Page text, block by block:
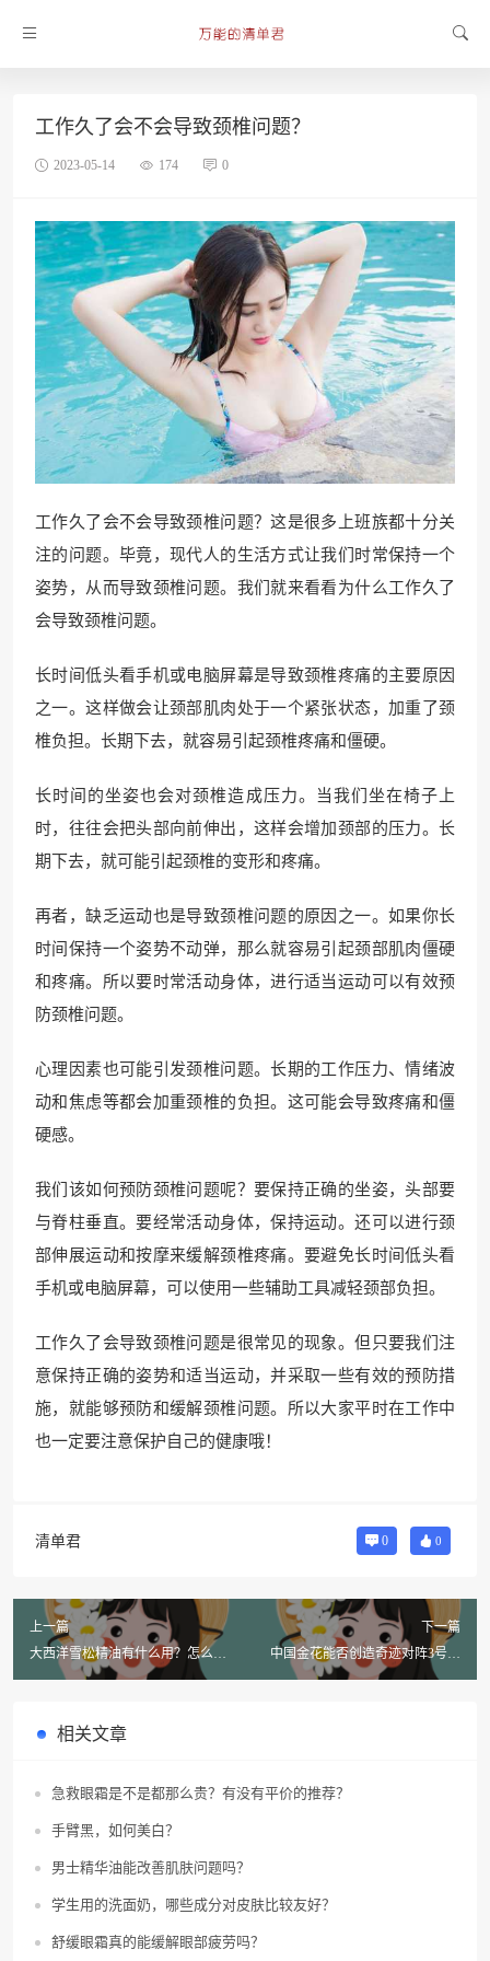
工作久了会不会导致颈椎问题？
2023-05-14 174 0
工作久了会不会导致颈椎问题？这是很多上班族都十分关
注的问题。毕竟，现代人的生活方式让我们时常保持一个
姿势，从而导致颈椎问题。我们就来看看为什么工作久了
会导致颈椎问题。
长时间低头看手机或电脑屏幕是导致颈椎疼痛的主要原因
之一。这样做会让颈部肌肉处于一个紧张状态，加重了颈
椎负担。长期下去，就容易引起颈椎疼痛和僵硬。
长时间的坐姿也会对颈椎造成压力。当我们坐在椅子上
时，往往会把头部向前伸出，这样会增加颈部的压力。长
期下去，就可能引起颈椎的变形和疼痛。
再者，缺乏运动也是导致颈椎问题的原因之一。如果你长
时间保持一个姿势不动弹，那么就容易引起颈部肌肉僵硬
和疼痛。所以要时常活动身体，进行适当运动可以有效预
防颈椎问题。
心理因素也可能引发颈椎问题。长期的工作压力、情绪波
动和焦虑等都会加重颈椎的负担。这可能会导致疼痛和僵
硬感。
我们该如何预防颈椎问题呢？要保持正确的坐姿，头部要
与脊柱垂直。要经常活动身体，保持运动。还可以进行颈
部伸展运动和按摩来缓解颈椎疼痛。要避免长时间低头看
手机或电脑屏幕，可以使用一些辅助工具减轻颈部负担。
工作久了会导致颈椎问题是很常见的现象。但只要我们注
意保持正确的姿势和适当运动，并采取一些有效的预防措
施，就能够预防和缓解颈椎问题。所以大家平时在工作中
也一定要注意保护自己的健康哦！
清单君 0 0
上一篇
大西洋雪松精油有什么用？怎么
下一篇
中国金花能否创造奇迹对阵3号种
子？
相关文章
急救眼霜是不是都那么贵？有没有平价的推荐？
手臂黑，如何美白？
男士精华油能改善肌肤问题吗？
学生用的洗面奶，哪些成分对皮肤比较友好？
舒缓眼霜真的能缓解眼部疲劳吗？